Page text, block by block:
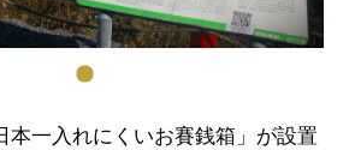
本一入れにくいお賽銭箱」が設置